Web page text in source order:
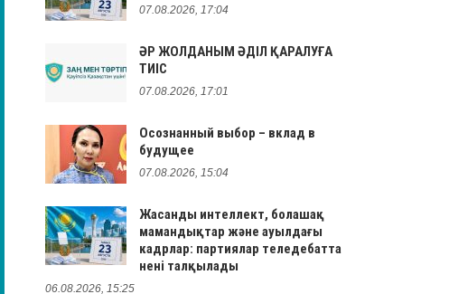
07.08.2026, 17:04
ӘР ЖОЛДАНЫМ ӘДІЛ ҚАРАЛУҒА
ТИІС
07.08.2026, 17:01
Осознанный выбор – вклад в
будущее
07.08.2026, 15:04
Жасанды интеллект, болашақ
мамандықтар және ауылдағы
кадрлар: партиялар теледебатта
нені талқылады
06.08.2026, 15:25